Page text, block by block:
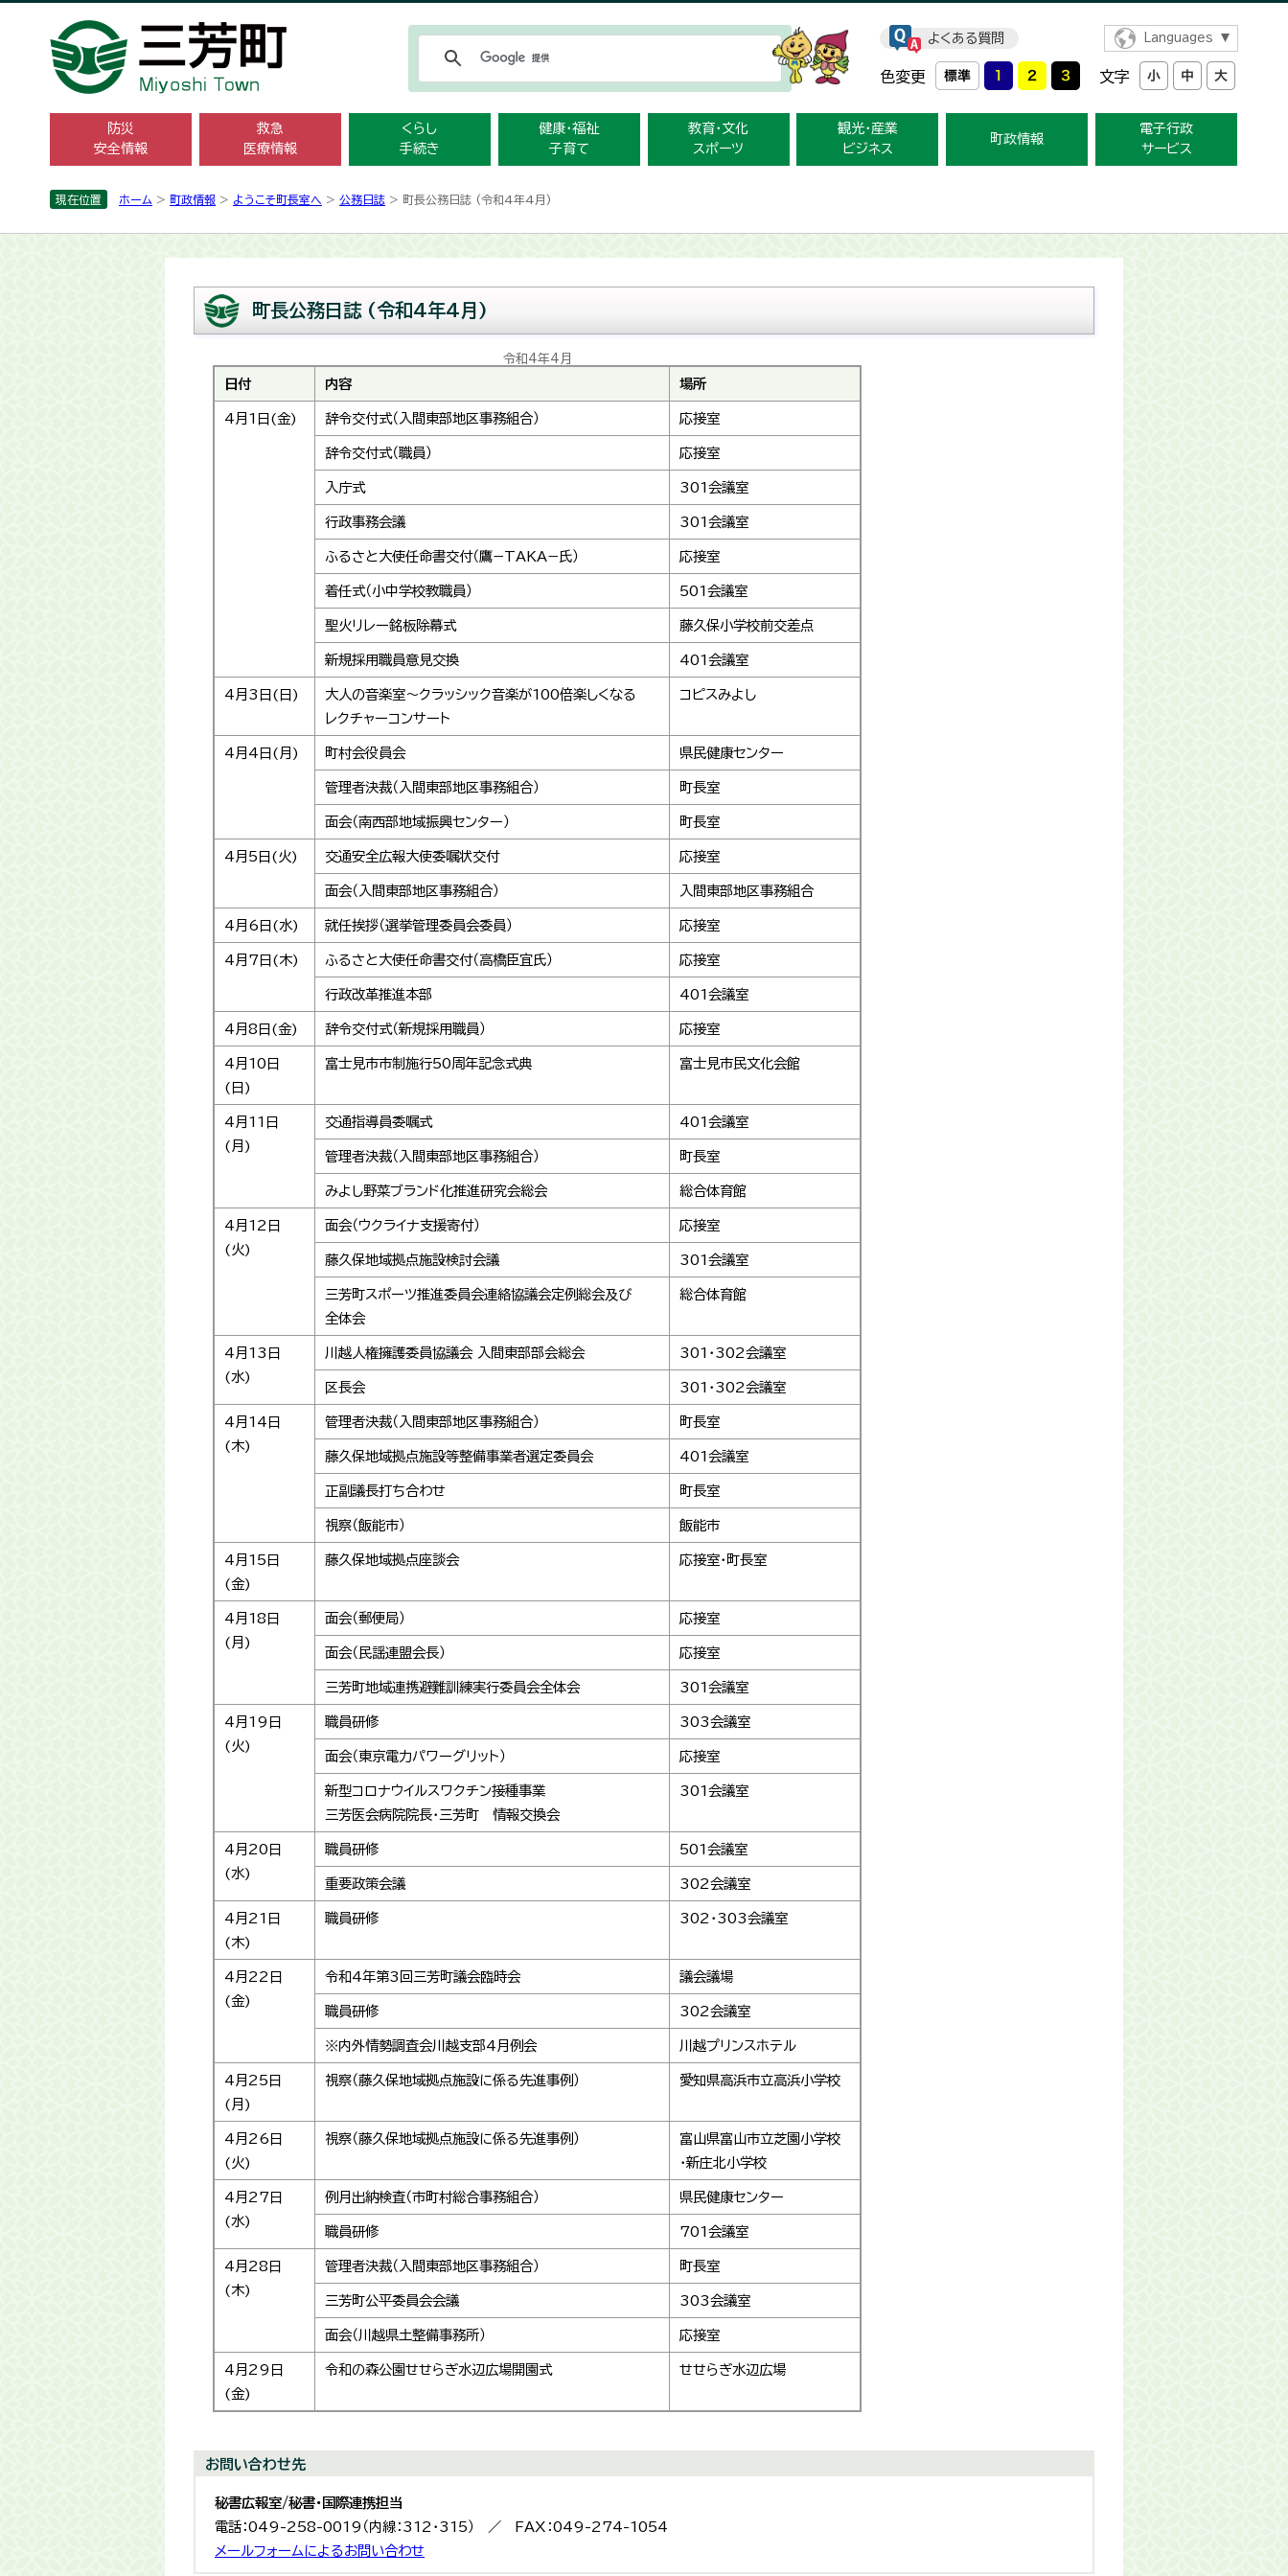
よくある質問 Languages
色変更 文字
防災
安全情報
救急
医療情報
くらし
手続き
健康・福祉
子育て
教育・文化
スポーツ
観光・産業
ビジネス
町政情報
電子行政
サービス
現在位置 ホーム > 町政情報 > ようこそ町長室へ > 公務日誌 > 町長公務日誌 (令和4年4月)
町長公務日誌 (令和4年4月)
令和4年4月
日付 内容 場所
4月1日(金) 辞令交付式（入間東部地区事務組合） 応接室
辞令交付式（職員） 応接室
入庁式 301会議室
行政事務会議 301会議室
ふるさと大使任命書交付（鷹−TAKA−氏） 応接室
着任式（小中学校教職員） 501会議室
聖火リレー銘板除幕式 藤久保小学校前交差点
新規採用職員意見交換 401会議室
4月3日(日)
大人の音楽室～クラッシック音楽が100倍楽しくなる
レクチャーコンサート
コピスみよし
4月4日(月) 町村会役員会 県民健康センター
管理者決裁（入間東部地区事務組合） 町長室
面会（南西部地域振興センター） 町長室
4月5日(火) 交通安全広報大使委嘱状交付 応接室
面会（入間東部地区事務組合） 入間東部地区事務組合
4月6日(水) 就任挨拶（選挙管理委員会委員） 応接室
4月7日(木) ふるさと大使任命書交付（高橋臣宜氏） 応接室
行政改革推進本部 401会議室
4月8日(金) 辞令交付式（新規採用職員） 応接室
4月10日
(日)
富士見市市制施行50周年記念式典 富士見市民文化会館
4月11日
(月)
交通指導員委嘱式 401会議室
管理者決裁（入間東部地区事務組合） 町長室
みよし野菜ブランド化推進研究会総会 総合体育館
4月12日
(火)
面会（ウクライナ支援寄付） 応接室
藤久保地域拠点施設検討会議 301会議室
三芳町スポーツ推進委員会連絡協議会定例総会及び
全体会
総合体育館
4月13日
(水)
川越人権擁護委員協議会 入間東部部会総会 301・302会議室
区長会 301・302会議室
4月14日
(木)
管理者決裁（入間東部地区事務組合） 町長室
藤久保地域拠点施設等整備事業者選定委員会 401会議室
正副議長打ち合わせ 町長室
視察（飯能市） 飯能市
4月15日
(金)
藤久保地域拠点座談会 応接室・町長室
4月18日
(月)
面会（郵便局） 応接室
面会（民謡連盟会長） 応接室
三芳町地域連携避難訓練実行委員会全体会 301会議室
4月19日
(火)
職員研修 303会議室
面会（東京電力パワーグリット） 応接室
新型コロナウイルスワクチン接種事業
三芳医会病院院長・三芳町 情報交換会
301会議室
4月20日
(水)
職員研修 501会議室
重要政策会議 302会議室
4月21日
(木)
職員研修 302・303会議室
4月22日
(金)
令和4年第3回三芳町議会臨時会 議会議場
職員研修 302会議室
※内外情勢調査会川越支部4月例会 川越プリンスホテル
4月25日
(月)
視察（藤久保地域拠点施設に係る先進事例） 愛知県高浜市立高浜小学校
4月26日
(火)
視察（藤久保地域拠点施設に係る先進事例）
富山県富山市立芝園小学校
・新庄北小学校
4月27日
(水)
例月出納検査（市町村総合事務組合） 県民健康センター
職員研修 701会議室
4月28日
(木)
管理者決裁（入間東部地区事務組合） 町長室
三芳町公平委員会会議 303会議室
面会（川越県土整備事務所） 応接室
4月29日
(金)
令和の森公園せせらぎ水辺広場開園式 せせらぎ水辺広場
お問い合わせ先
秘書広報室/秘書・国際連携担当
電話：049-258-0019（内線：312・315） ／ FAX：049-274-1054
メールフォームによるお問い合わせ